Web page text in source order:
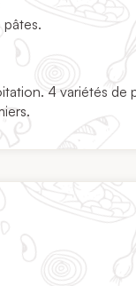
pâtes.
4 variétés de